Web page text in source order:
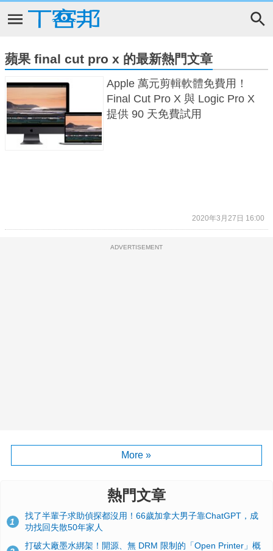
蘋果 final cut pro x 的最新熱門文章
Apple 萬元剪輯軟體免費用！
Final Cut Pro X 與 Logic Pro X
提供 90 天免費試用
2020年3月27日 16:00
ADVERTISEMENT
More »
熱門文章
1
找了半輩子求助偵探都沒用！66歲加拿大男子靠ChatGPT，成
功找回失散50年家人
打破大廠墨水綁架！開源、無 DRM 限制的「Open Printer」概